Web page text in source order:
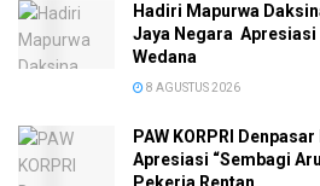
Hadiri Mapurwa
Jaya Negara Apresiasi
Wedana
8 AGUSTUS 2026
PAW KORPRI
Apresiasi “Sembagi